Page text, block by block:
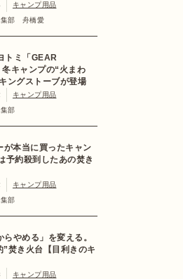
キャンプ用品
部 舟橋愛
トミ「GEAR
キャンプの“火まわ
ングストーブが登場
キャンプ用品
部
が本当に買ったキャン
予約殺到したあの焚き
キャンプ用品
部
やめる」を変える。
焚き火台【目利きのキ
キャンプ用品